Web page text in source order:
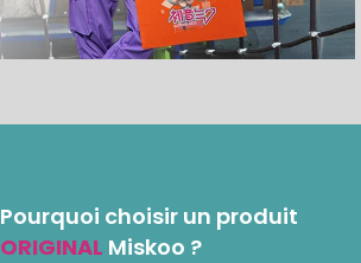
Pourquoi choisir un produit
ORIGINAL Miskoo ?